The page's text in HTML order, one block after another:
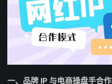
一、品牌 IP 与电商操盘手合作